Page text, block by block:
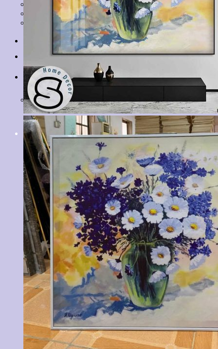
Tranh Lá Cây
Tranh Cá Chép
Tranh Tĩnh Vật
Tranh Đồng Quê
Tranh Thuỷ Mặc
Tranh Con Hổ
Giỏ hàng
Chưa có sản phẩm trong giỏ hàng.
Tìm
kiếm: